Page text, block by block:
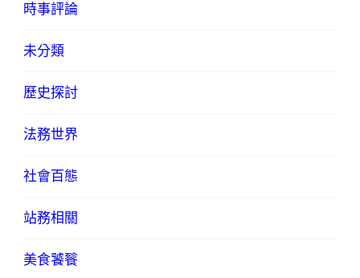
時事評論
未分類
歷史探討
法務世界
社會百態
站務相關
美食饕餮